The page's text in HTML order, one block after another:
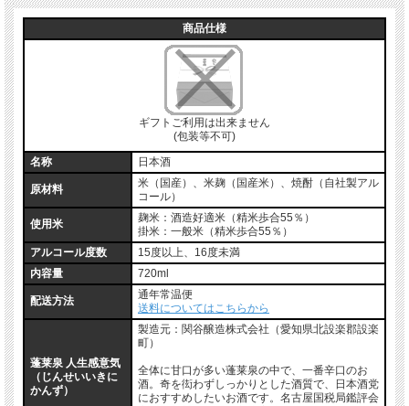
商品仕様
ギフトご利用は出来ません
(包装等不可)
名称
日本酒
原材料
米（国産）、米麹（国産米）、焼酎（自社製アル
コール）
使用米
麹米：酒造好適米（精米歩合55％）
掛米：一般米（精米歩合55％）
アルコール度数
15度以上、16度未満
内容量
720ml
配送方法
通年常温便
送料についてはこちらから
蓬莱泉 人生感意気
（じんせいいきに
かんず）
製造元：関谷醸造株式会社（愛知県北設楽郡設楽
町）
全体に甘口が多い蓬莱泉の中で、一番辛口のお
酒。奇を衒わずしっかりとした酒質で、日本酒党
におすすめしたいお酒です。名古屋国税局鑑評会